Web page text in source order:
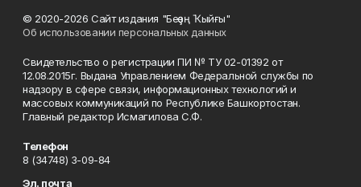
© 2020-2026 Сайт издания "Беҙҙең Ҡыйғы"
Об использовании персональных данных
Свидетельство о регистрации ПИ № ТУ 02-01392 от
12.08.2015г. Выдана Управлением Федеральной службы по
надзору в сфере связи, информационных технологий и
массовых коммуникаций по Республике Башкортостан.
Главный редактор Исмагилова С.Ф.
Телефон
8 (34748) 3-09-84
Эл. почта